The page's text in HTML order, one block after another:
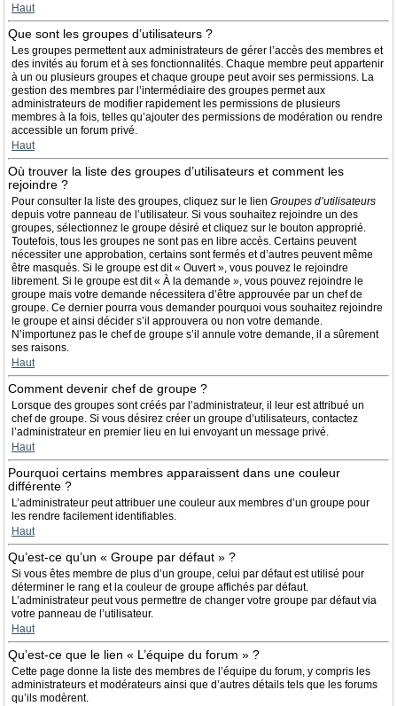
Haut
Que sont les groupes d’utilisateurs ?
Les groupes permettent aux administrateurs de gérer l’accès des membres et
des invités au forum et à ses fonctionnalités. Chaque membre peut appartenir
à un ou plusieurs groupes et chaque groupe peut avoir ses permissions. La
gestion des membres par l’intermédiaire des groupes permet aux
administrateurs de modifier rapidement les permissions de plusieurs
membres à la fois, telles qu’ajouter des permissions de modération ou rendre
accessible un forum privé.
Haut
Où trouver la liste des groupes d’utilisateurs et comment les
rejoindre ?
Pour consulter la liste des groupes, cliquez sur le lien Groupes d’utilisateurs
depuis votre panneau de l’utilisateur. Si vous souhaitez rejoindre un des
groupes, sélectionnez le groupe désiré et cliquez sur le bouton approprié.
Toutefois, tous les groupes ne sont pas en libre accès. Certains peuvent
nécessiter une approbation, certains sont fermés et d’autres peuvent même
être masqués. Si le groupe est dit « Ouvert », vous pouvez le rejoindre
librement. Si le groupe est dit « À la demande », vous pouvez rejoindre le
groupe mais votre demande nécessitera d’être approuvée par un chef de
groupe. Ce dernier pourra vous demander pourquoi vous souhaitez rejoindre
le groupe et ainsi décider s’il approuvera ou non votre demande.
N’importunez pas le chef de groupe s’il annule votre demande, il a sûrement
ses raisons.
Haut
Comment devenir chef de groupe ?
Lorsque des groupes sont créés par l’administrateur, il leur est attribué un
chef de groupe. Si vous désirez créer un groupe d’utilisateurs, contactez
l’administrateur en premier lieu en lui envoyant un message privé.
Haut
Pourquoi certains membres apparaissent dans une couleur
différente ?
L’administrateur peut attribuer une couleur aux membres d’un groupe pour
les rendre facilement identifiables.
Haut
Qu’est-ce qu’un « Groupe par défaut » ?
Si vous êtes membre de plus d’un groupe, celui par défaut est utilisé pour
déterminer le rang et la couleur de groupe affichés par défaut.
L’administrateur peut vous permettre de changer votre groupe par défaut via
votre panneau de l’utilisateur.
Haut
Qu’est-ce que le lien « L’équipe du forum » ?
Cette page donne la liste des membres de l’équipe du forum, y compris les
administrateurs et modérateurs ainsi que d’autres détails tels que les forums
qu’ils modèrent.